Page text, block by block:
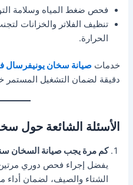
فحص ضغط المياه وسلامة
تنظيف الفلاتر والخزانات
الحرارة.
خدماتصيانة سخان يونيفرسال
دقيقة لضمان التشغيل المستمر
الأسئلة الشائعة حول
كم مرة يجب صيانة السخان
يفضل إجراء فحص دوري
الشتاء والصيف، لضمان أداء